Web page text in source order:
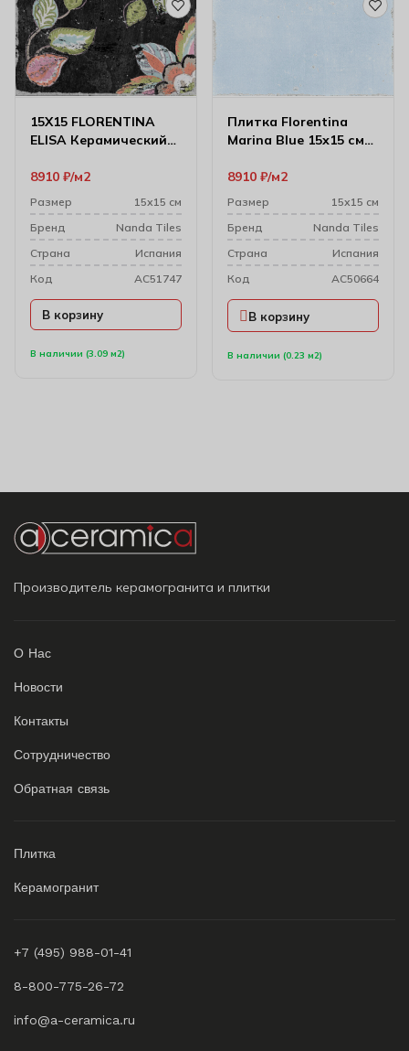
15X15 FLORENTINA
ELISA Керамический
В наличии (3.09 м2)
8910 ₽ м2
Размер
15х15 см
Бренд
Nanda Tiles
Cтрана
Испания
Код
AC51747
В корзину
Плитка Florentina
Marina Blue 15х15 см
В наличии (0.23 м2)
8910 ₽ м2
Размер
15х15 см
Бренд
Nanda Tiles
Cтрана
Испания
Код
AC50664
В корзину
Производитель керамогранита и плитки
О Нас
Новости
Контакты
Сотрудничество
Обратная связь
Плитка
Керамогранит
+7 (495) 988-01-41
8-800-775-26-72
info@a-ceramica.ru